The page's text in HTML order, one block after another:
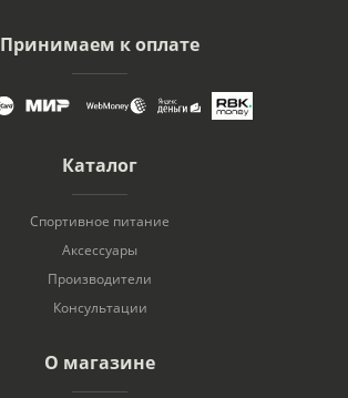
Принимаем к оплате
Каталог
Спортивное питание
Аксессуары
Производители
Консультации
О магазине